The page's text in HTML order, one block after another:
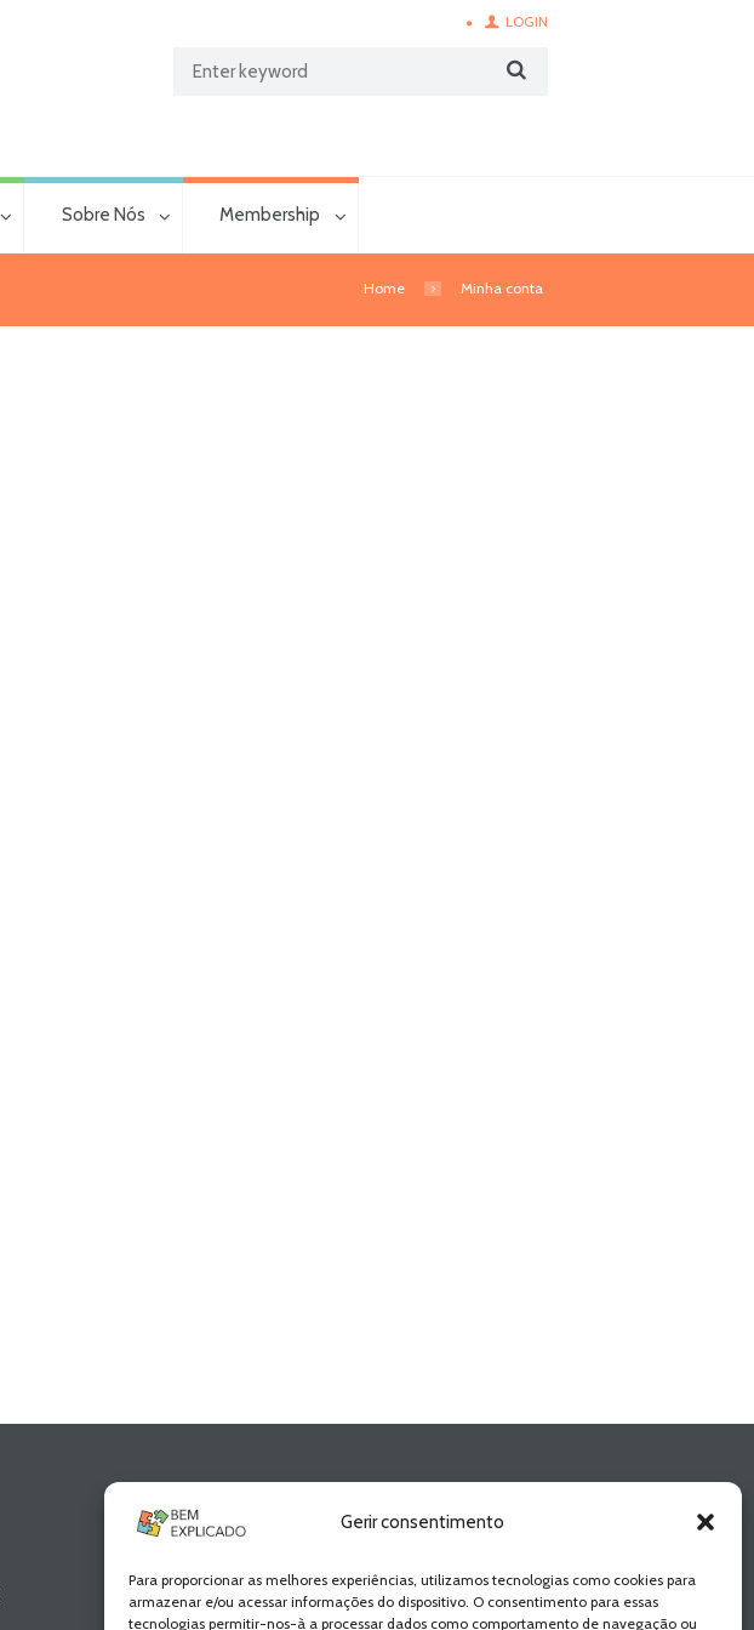
Gerir consentimento
Para proporcionar as melhores experiências, utilizamos tecnologias como cookies para
armazenar e/ou acessar informações do dispositivo. O consentimento para essas
tecnologias permitir-nos-à a processar dados como comportamento de navegação ou
LOGIN
Sobre Nós Membership
Home Minha conta